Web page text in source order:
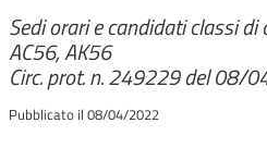
Sedi orari e candidati classi
AC56, AK56
Circ. prot. n. 249229 del 08/
Pubblicato il 08/04/2022